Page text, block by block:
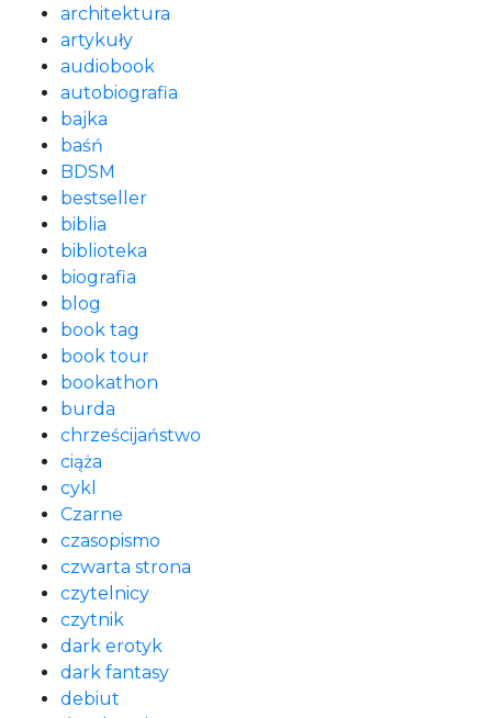
architektura
artykuły
audiobook
autobiografia
bajka
baśń
BDSM
bestseller
biblia
biblioteka
biografia
blog
book tag
book tour
bookathon
burda
chrześcijaństwo
ciąża
cykl
Czarne
czasopismo
czwarta strona
czytelnicy
czytnik
dark erotyk
dark fantasy
debiut